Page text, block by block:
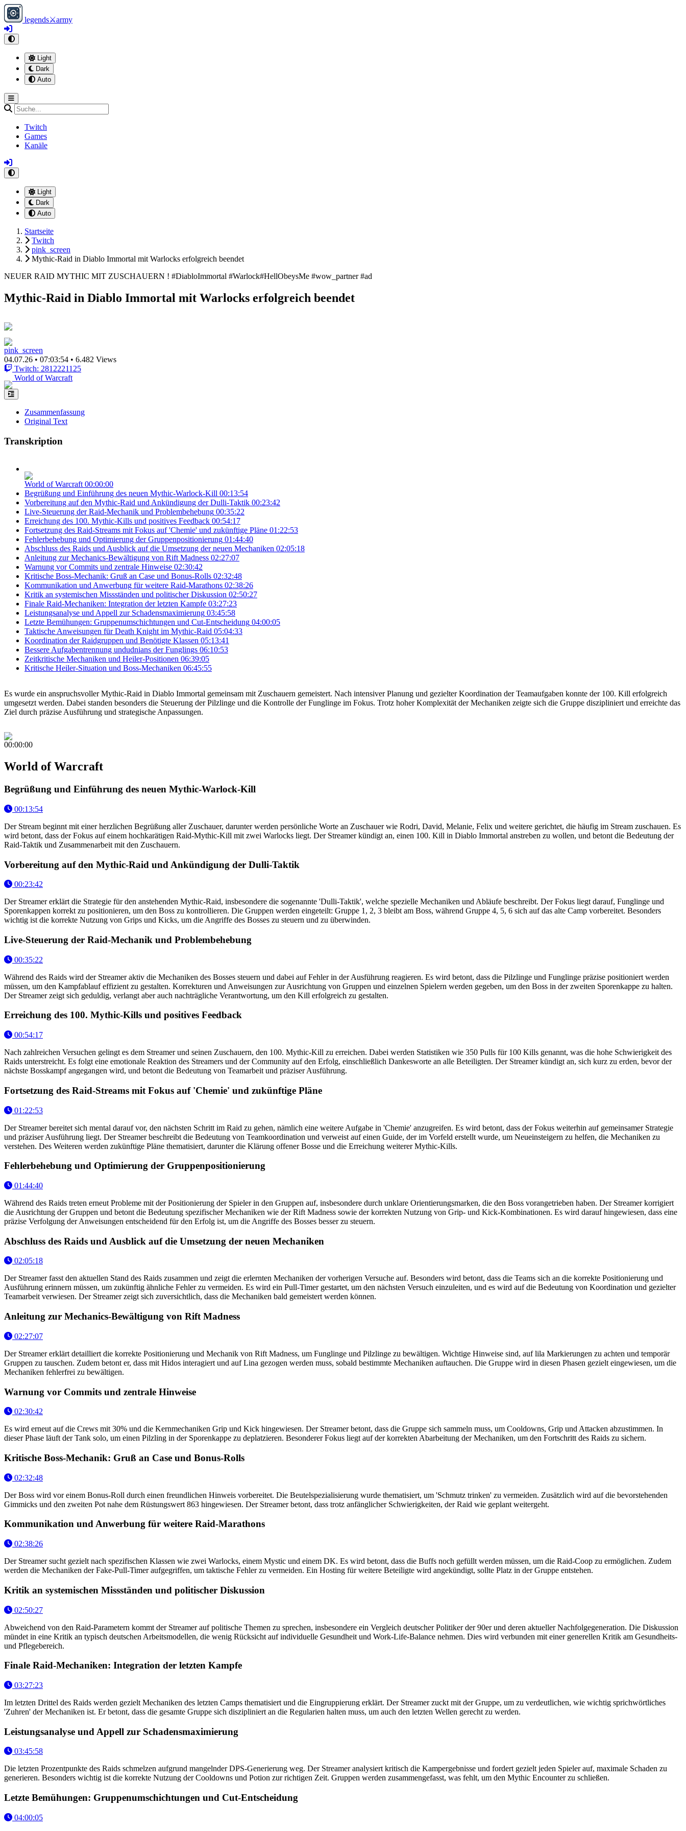
legends⚔army
Light
Dark
Auto
Twitch
Games
Kanäle
Light
Dark
Auto
Startseite
Twitch
pink_screen
Mythic-Raid in Diablo Immortal mit Warlocks erfolgreich beendet
NEUER RAID MYTHIC MIT ZUSCHAUERN ! #DiabloImmortal #Warlock#HellObeysMe #wow_partner #ad
Mythic-Raid in Diablo Immortal mit Warlocks erfolgreich beendet
pink_screen
04.07.26 • 07:03:54 • 6.482 Views
Twitch: 2812221125
World of Warcraft
Zusammenfassung
Original Text
Transkription
World of Warcraft 00:00:00
Begrüßung und Einführung des neuen Mythic-Warlock-Kill 00:13:54
Vorbereitung auf den Mythic-Raid und Ankündigung der Dulli-Taktik 00:23:42
Live-Steuerung der Raid-Mechanik und Problembehebung 00:35:22
Erreichung des 100. Mythic-Kills und positives Feedback 00:54:17
Fortsetzung des Raid-Streams mit Fokus auf 'Chemie' und zukünftige Pläne 01:22:53
Fehlerbehebung und Optimierung der Gruppenpositionierung 01:44:40
Abschluss des Raids und Ausblick auf die Umsetzung der neuen Mechaniken 02:05:18
Anleitung zur Mechanics-Bewältigung von Rift Madness 02:27:07
Warnung vor Commits und zentrale Hinweise 02:30:42
Kritische Boss-Mechanik: Gruß an Case und Bonus-Rolls 02:32:48
Kommunikation und Anwerbung für weitere Raid-Marathons 02:38:26
Kritik an systemischen Missständen und politischer Diskussion 02:50:27
Finale Raid-Mechaniken: Integration der letzten Kampfe 03:27:23
Leistungsanalyse und Appell zur Schadensmaximierung 03:45:58
Letzte Bemühungen: Gruppenumschichtungen und Cut-Entscheidung 04:00:05
Taktische Anweisungen für Death Knight im Mythic-Raid 05:04:33
Koordination der Raidgruppen und Benötigte Klassen 05:13:41
Bessere Aufgabentrennung undudnians der Funglings 06:10:53
Zeitkritische Mechaniken und Heiler-Positionen 06:39:05
Kritische Heiler-Situation und Boss-Mechaniken 06:45:55
Es wurde ein anspruchsvoller Mythic-Raid in Diablo Immortal gemeinsam mit Zuschauern gemeistert. Nach intensiver Planung und gezielter Koordination der Teamaufgaben konnte der 100. Kill erfolgreich
umgesetzt werden. Dabei standen besonders die Steuerung der Pilzlinge und die Kontrolle der Funglinge im Fokus. Trotz hoher Komplexität der Mechaniken zeigte sich die Gruppe diszipliniert und erreichte das
Ziel durch präzise Ausführung und strategische Anpassungen.
00:00:00
World of Warcraft
Begrüßung und Einführung des neuen Mythic-Warlock-Kill
00:13:54
Der Stream beginnt mit einer herzlichen Begrüßung aller Zuschauer, darunter werden persönliche Worte an Zuschauer wie Rodri, David, Melanie, Felix und weitere gerichtet, die häufig im Stream zuschauen. Es
wird betont, dass der Fokus auf einem hochkarätigen Raid-Mythic-Kill mit zwei Warlocks liegt. Der Streamer kündigt an, einen 100. Kill in Diablo Immortal anstreben zu wollen, und betont die Bedeutung der
Raid-Taktik und Zusammenarbeit mit den Zuschauern.
Vorbereitung auf den Mythic-Raid und Ankündigung der Dulli-Taktik
00:23:42
Der Streamer erklärt die Strategie für den anstehenden Mythic-Raid, insbesondere die sogenannte 'Dulli-Taktik', welche spezielle Mechaniken und Abläufe beschreibt. Der Fokus liegt darauf, Funglinge und
Sporenkappen korrekt zu positionieren, um den Boss zu kontrollieren. Die Gruppen werden eingeteilt: Gruppe 1, 2, 3 bleibt am Boss, während Gruppe 4, 5, 6 sich auf das alte Camp vorbereitet. Besonders
wichtig ist die korrekte Nutzung von Grips und Kicks, um die Angriffe des Bosses zu steuern und zu überwinden.
Live-Steuerung der Raid-Mechanik und Problembehebung
00:35:22
Während des Raids wird der Streamer aktiv die Mechaniken des Bosses steuern und dabei auf Fehler in der Ausführung reagieren. Es wird betont, dass die Pilzlinge und Funglinge präzise positioniert werden
müssen, um den Kampfablauf effizient zu gestalten. Korrekturen und Anweisungen zur Ausrichtung von Gruppen und einzelnen Spielern werden gegeben, um den Boss in der zweiten Sporenkappe zu halten.
Der Streamer zeigt sich geduldig, verlangt aber auch nachträgliche Verantwortung, um den Kill erfolgreich zu gestalten.
Erreichung des 100. Mythic-Kills und positives Feedback
00:54:17
Nach zahlreichen Versuchen gelingt es dem Streamer und seinen Zuschauern, den 100. Mythic-Kill zu erreichen. Dabei werden Statistiken wie 350 Pulls für 100 Kills genannt, was die hohe Schwierigkeit des
Raids unterstreicht. Es folgt eine emotionale Reaktion des Streamers und der Community auf den Erfolg, einschließlich Dankesworte an alle Beteiligten. Der Streamer kündigt an, sich kurz zu erden, bevor der
nächste Bosskampf angegangen wird, und betont die Bedeutung von Teamarbeit und präziser Ausführung.
Fortsetzung des Raid-Streams mit Fokus auf 'Chemie' und zukünftige Pläne
01:22:53
Der Streamer bereitet sich mental darauf vor, den nächsten Schritt im Raid zu gehen, nämlich eine weitere Aufgabe in 'Chemie' anzugreifen. Es wird betont, dass der Fokus weiterhin auf gemeinsamer Strategie
und präziser Ausführung liegt. Der Streamer beschreibt die Bedeutung von Teamkoordination und verweist auf einen Guide, der im Vorfeld erstellt wurde, um Neueinsteigern zu helfen, die Mechaniken zu
verstehen. Des Weiteren werden zukünftige Pläne thematisiert, darunter die Klärung offener Bosse und die Erreichung weiterer Mythic-Kills.
Fehlerbehebung und Optimierung der Gruppenpositionierung
01:44:40
Während des Raids treten erneut Probleme mit der Positionierung der Spieler in den Gruppen auf, insbesondere durch unklare Orientierungsmarken, die den Boss vorangetrieben haben. Der Streamer korrigiert
die Ausrichtung der Gruppen und betont die Bedeutung spezifischer Mechaniken wie der Rift Madness sowie der korrekten Nutzung von Grip- und Kick-Kombinationen. Es wird darauf hingewiesen, dass eine
präzise Verfolgung der Anweisungen entscheidend für den Erfolg ist, um die Angriffe des Bosses besser zu steuern.
Abschluss des Raids und Ausblick auf die Umsetzung der neuen Mechaniken
02:05:18
Der Streamer fasst den aktuellen Stand des Raids zusammen und zeigt die erlernten Mechaniken der vorherigen Versuche auf. Besonders wird betont, dass die Teams sich an die korrekte Positionierung und
Ausführung erinnern müssen, um zukünftig ähnliche Fehler zu vermeiden. Es wird ein Pull-Timer gestartet, um den nächsten Versuch einzuleiten, und es wird auf die Bedeutung von Koordination und gezielter
Teamarbeit verwiesen. Der Streamer zeigt sich zuversichtlich, dass die Mechaniken bald gemeistert werden können.
Anleitung zur Mechanics-Bewältigung von Rift Madness
02:27:07
Der Streamer erklärt detailliert die korrekte Positionierung und Mechanik von Rift Madness, um Funglinge und Pilzlinge zu bewältigen. Wichtige Hinweise sind, auf lila Markierungen zu achten und temporär
Gruppen zu tauschen. Zudem betont er, dass mit Hidos interagiert und auf Lina gezogen werden muss, sobald bestimmte Mechaniken auftauchen. Die Gruppe wird in diesen Phasen gezielt eingewiesen, um die
Mechaniken fehlerfrei zu bewältigen.
Warnung vor Commits und zentrale Hinweise
02:30:42
Es wird erneut auf die Crews mit 30% und die Kernmechaniken Grip und Kick hingewiesen. Der Streamer betont, dass die Gruppe sich sammeln muss, um Cooldowns, Grip und Attacken abzustimmen. In
dieser Phase läuft der Tank solo, um einen Pilzling in der Sporenkappe zu deplatzieren. Besonderer Fokus liegt auf der korrekten Abarbeitung der Mechaniken, um den Fortschritt des Raids zu sichern.
Kritische Boss-Mechanik: Gruß an Case und Bonus-Rolls
02:32:48
Der Boss wird vor einem Bonus-Roll durch einen freundlichen Hinweis vorbereitet. Die Beutelspezialisierung wurde thematisiert, um 'Schmutz trinken' zu vermeiden. Zusätzlich wird auf die bevorstehenden
Gimmicks und den zweiten Pot nahe dem Rüstungswert 863 hingewiesen. Der Streamer betont, dass trotz anfänglicher Schwierigkeiten, der Raid wie geplant weitergeht.
Kommunikation und Anwerbung für weitere Raid-Marathons
02:38:26
Der Streamer sucht gezielt nach spezifischen Klassen wie zwei Warlocks, einem Mystic und einem DK. Es wird betont, dass die Buffs noch gefüllt werden müssen, um die Raid-Coop zu ermöglichen. Zudem
werden die Mechaniken der Fake-Pull-Timer aufgegriffen, um taktische Fehler zu vermeiden. Ein Hosting für weitere Beteiligte wird angekündigt, sollte Platz in der Gruppe entstehen.
Kritik an systemischen Missständen und politischer Diskussion
02:50:27
Abweichend von den Raid-Parametern kommt der Streamer auf politische Themen zu sprechen, insbesondere ein Vergleich deutscher Politiker der 90er und deren aktueller Nachfolgegeneration. Die Diskussion
mündet in eine Kritik an typisch deutschen Arbeitsmodellen, die wenig Rücksicht auf individuelle Gesundheit und Work-Life-Balance nehmen. Dies wird verbunden mit einer generellen Kritik am Gesundheits-
und Pflegebereich.
Finale Raid-Mechaniken: Integration der letzten Kampfe
03:27:23
Im letzten Drittel des Raids werden gezielt Mechaniken des letzten Camps thematisiert und die Eingruppierung erklärt. Der Streamer zuckt mit der Gruppe, um zu verdeutlichen, wie wichtig sprichwörtliches
'Zuhren' der Mechaniken ist. Er betont, dass die gesamte Gruppe sich diszipliniert an die Regularien halten muss, um auch den letzten Wellen gerecht zu werden.
Leistungsanalyse und Appell zur Schadensmaximierung
03:45:58
Die letzten Prozentpunkte des Raids schmelzen aufgrund mangelnder DPS-Generierung weg. Der Streamer analysiert kritisch die Kampergebnisse und fordert gezielt jeden Spieler auf, maximale Schaden zu
generieren. Besonders wichtig ist die korrekte Nutzung der Cooldowns und Potion zur richtigen Zeit. Gruppen werden zusammengefasst, was fehlt, um den Mythic Encounter zu schließen.
Letzte Bemühungen: Gruppenumschichtungen und Cut-Entscheidung
04:00:05